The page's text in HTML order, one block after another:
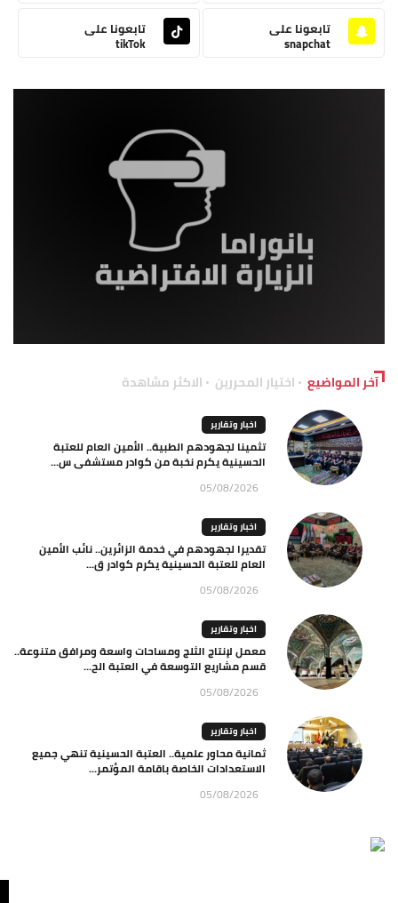
تابعونا على
snapchat
تابعونا على
tikTok
آخر المواضيع اختيار المحررين الاكثر مشاهدة
اخبار وتقارير
تثمينا لجهودهم الطبية.. الأمين العام للعتبة
الحسينية يكرم نخبة من كوادر مستشفى س...
05/08/2026
اخبار وتقارير
تقديرا لجهودهم في خدمة الزائرين.. نائب الأمين
العام للعتبة الحسينية يكرم كوادر ق...
05/08/2026
اخبار وتقارير
معمل لإنتاج الثلج ومساحات واسعة ومرافق متنوعة..
قسم مشاريع التوسعة في العتبة الح...
05/08/2026
اخبار وتقارير
ثمانية محاور علمية.. العتبة الحسينية تنهي جميع
الاستعدادات الخاصة باقامة المؤتمر...
05/08/2026